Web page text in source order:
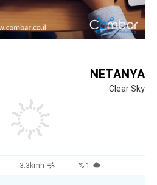
NETANYA
Clear Sky
3.3kmh 1 %